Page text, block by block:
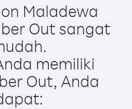
Maladewa
Out sangat
memiliki
Out, Anda